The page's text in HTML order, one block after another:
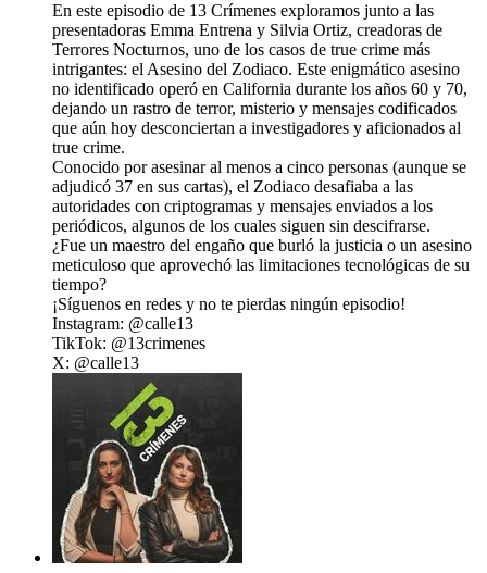
En este episodio de 13 Crímenes exploramos junto a las
presentadoras Emma Entrena y Silvia Ortiz, creadoras de
Terrores Nocturnos, uno de los casos de true crime más
intrigantes: el Asesino del Zodiaco. Este enigmático asesino
no identificado operó en California durante los años 60 y 70,
dejando un rastro de terror, misterio y mensajes codificados
que aún hoy desconciertan a investigadores y aficionados al
true crime.
Conocido por asesinar al menos a cinco personas (aunque se
adjudicó 37 en sus cartas), el Zodiaco desafiaba a las
autoridades con criptogramas y mensajes enviados a los
periódicos, algunos de los cuales siguen sin descifrarse.
¿Fue un maestro del engaño que burló la justicia o un asesino
meticuloso que aprovechó las limitaciones tecnológicas de su
tiempo?
¡Síguenos en redes y no te pierdas ningún episodio!
Instagram: @calle13
TikTok: @13crimenes
X: @calle13